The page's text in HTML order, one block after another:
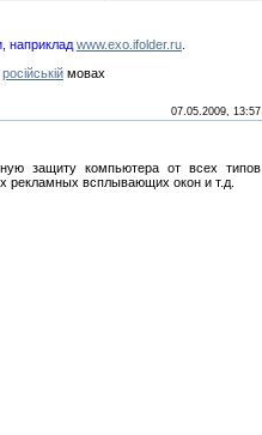
наприклад www.exo.ifolder.ru
російській мовах
07.05.2009, 13:57
защиту компьютера от всех типов
рекламных всплывающих окон и т.д.